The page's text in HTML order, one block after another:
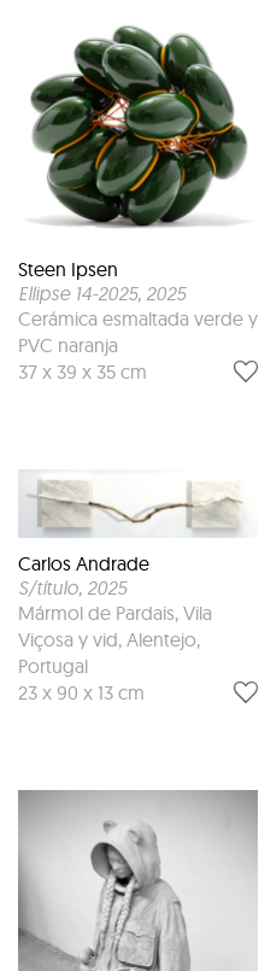
Steen Ipsen
Ellipse 14-2025, 2025
Cerámica esmaltada verde y
PVC naranja
37 x 39 x 35 cm
Carlos Andrade
S/título, 2025
Mármol de Pardais, Vila
Viçosa y vid, Alentejo,
Portugal
23 x 90 x 13 cm